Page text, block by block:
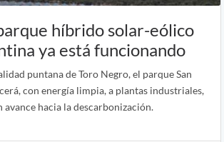
híbrido solar-eólico
ya está funcionando
puntana de Toro Negro, el parque San
con energía limpia, a plantas industriales,
avance hacia la descarbonización.